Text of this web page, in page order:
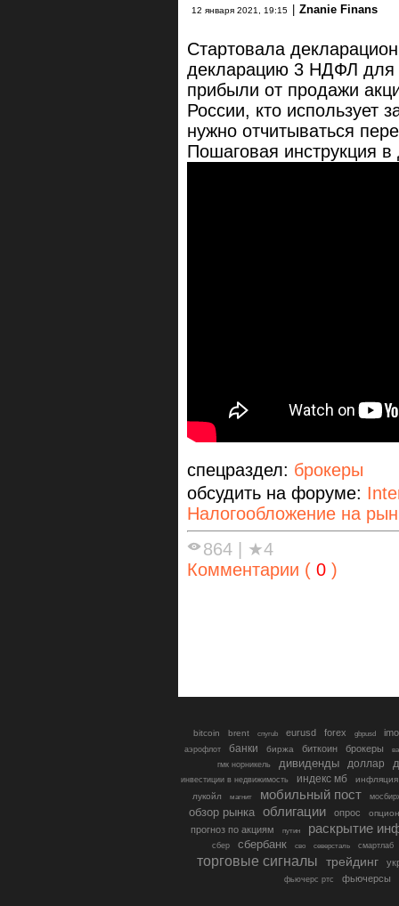
12 января 2021, 19:15 Znanie Finans
Стартовала
декларацию 3 НДФЛ для
прибыли от продажи
России, кто использует
нужно отчитываться
Пошаговая инструкция
спецраздел: брокеры
обсудить на форуме:
Налогообложение на
864 | ★4
Комментарии ( 0 )
bitcoin brent cnyrub eurusd forex gbpusd
аэрофлот банки биржа биткоин брокеры
гмк норникель
дивиденды доллар
инвестиции в недвижимость индекс мб
инфляция
лукойл
магнит мобильный пост
обзор рынка облигации опрос
прогноз по акциям путин раскрытие
сбер сбербанк сво северсталь смартлаб
торговые сигналы трейдинг
фьючерс ртс фьючерсы